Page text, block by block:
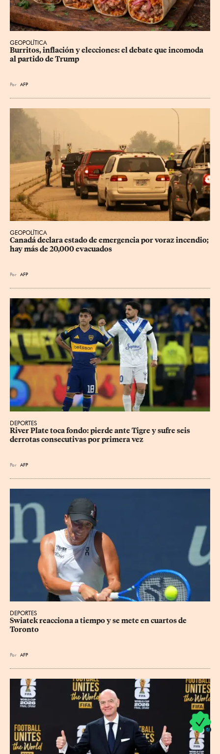
GEOPOLÍTICA
Burritos, inflación y elecciones: el debate que incomoda
al partido de Trump
Por AFP
GEOPOLÍTICA
Canadá declara estado de emergencia por voraz incendio;
hay más de 20,000 evacuados
Por AFP
DEPORTES
River Plate toca fondo: pierde ante Tigre y sufre seis
derrotas consecutivas por primera vez
Por AFP
DEPORTES
Swiatek reacciona a tiempo y se mete en cuartos de
Toronto
Por AFP